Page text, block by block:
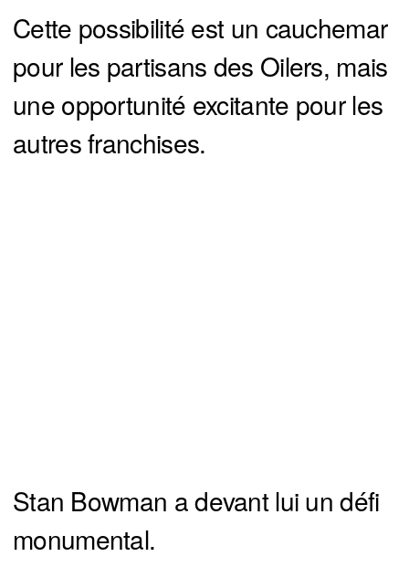
Cette possibilité est un cauchemar
pour les partisans des Oilers, mais
une opportunité excitante pour les
autres franchises.
Stan Bowman a devant lui un défi
monumental.